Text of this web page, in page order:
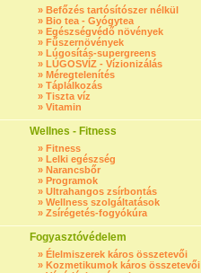
» Befőzés tartósítószer nélkül
» Bio tea - Gyógytea
» Egészségvédő növények
» Fűszernövények
» Lúgosítás-supergreens
» LÚGOSVÍZ - Vízionizálás
» Méregtelenítés
» Táplálkozás
» Tiszta víz
» Vitamin
Wellnes - Fitness
» Fitness
» Lelki egészség
» Narancsbőr
» Programok
» Ultrahangos zsírbontás
» Wellness szolgáltatások
» Zsírégetés-fogyókúra
Fogyasztóvédelem
» Élelmiszerek káros összetevői
» Kozmetikumok káros összetevői